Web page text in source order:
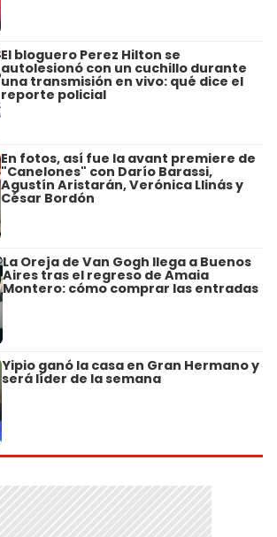
El bloguero Perez Hilton se
autolesionó con un cuchillo durante
una transmisión en vivo: qué dice el
reporte policial
En fotos, así fue la avant premiere de
"Canelones" con Darío Barassi,
Agustín Aristarán, Verónica Llinás y
César Bordón
La Oreja de Van Gogh llega a Buenos
Aires tras el regreso de Amaia
Montero: cómo comprar las entradas
Yipio ganó la casa en Gran Hermano y
será líder de la semana